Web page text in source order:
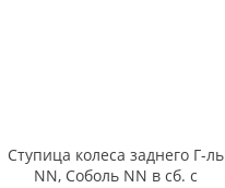
Ступица колеса заднего Г-ль
NN, Соболь NN в сб. с